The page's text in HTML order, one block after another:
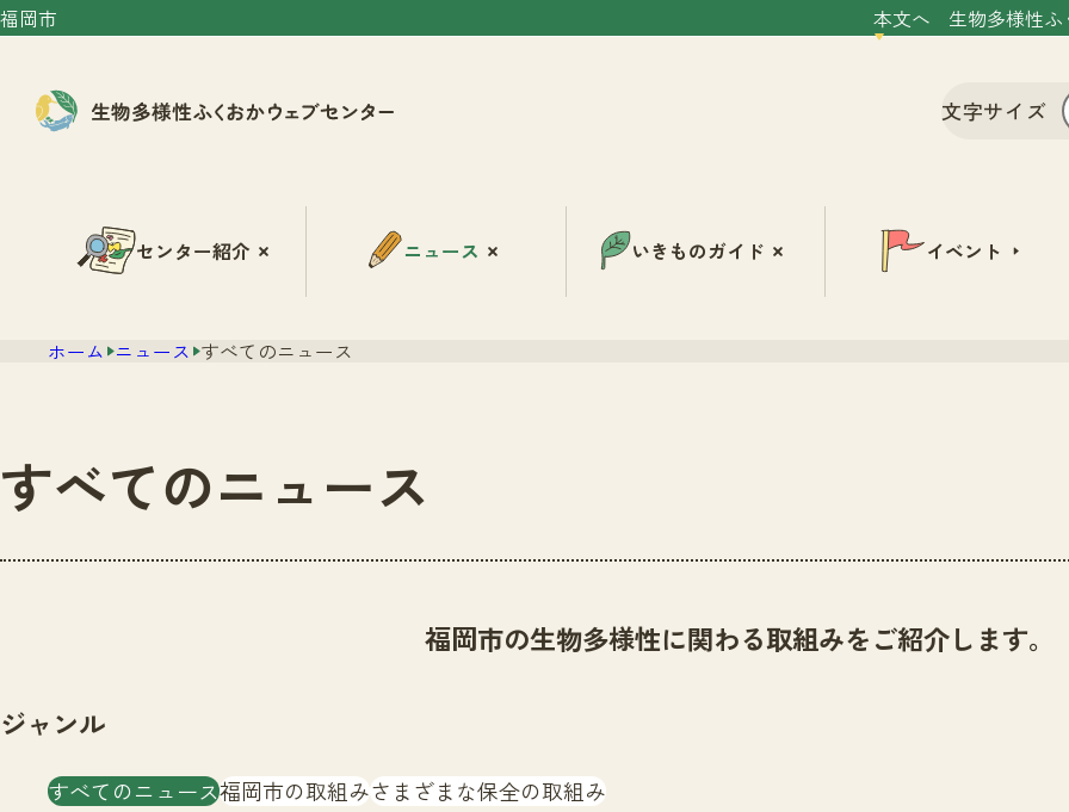
福岡市 本文へ 生物多様性
文字サイズ
センター紹介 ニュース いきものガイド イベント
ホーム ニュース すべてのニュース
すべてのニュース
福岡市の生物多様性に関わる取組みをご紹介します。
ジャンル
すべてのニュース福岡市の取組みさまざまな保全の取組み